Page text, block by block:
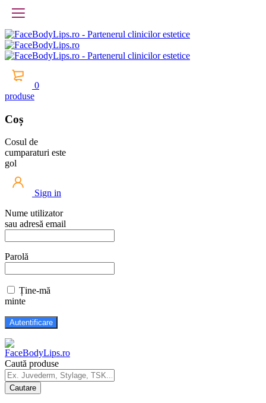
0
produse
Coș
Cosul de
cumparaturi este
gol
Sign in
Nume utilizator
sau adresă email
Parolă
Ține-mă
minte
Caută produse